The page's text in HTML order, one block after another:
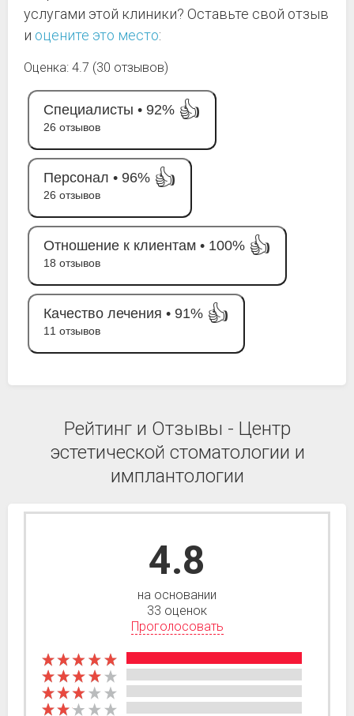
услугами этой клиники? Оставьте свой отзыв
и оцените это место:
Оценка: 4.7 (30 отзывов)
Специалисты • 92% 👍
26 отзывов
Персонал • 96% 👍
26 отзывов
Отношение к клиентам • 100% 👍
18 отзывов
Качество лечения • 91% 👍
11 отзывов
Рейтинг и Отзывы - Центр
эстетической стоматологии и
имплантологии
4.8
на основании
33 оценок
Проголосовать